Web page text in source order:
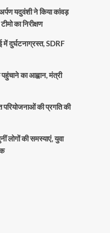
यदुवंशी ने किया कांवड़
का निरीक्षण
में दुर्घटनाग्रस्त, SDRF
का आह्वान, मंत्री
परियोजनाओं की प्रगति की
लोगों की समस्याएं, युवा